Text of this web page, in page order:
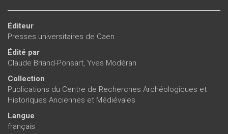
Éditeur
Presses universitaires de Caen
Édité par
Claude Briand-Ponsart Yves Modéran
Collection
Publications du Centre de Recherches Archéologiques et
Historiques Anciennes et Médiévales
Langue
français